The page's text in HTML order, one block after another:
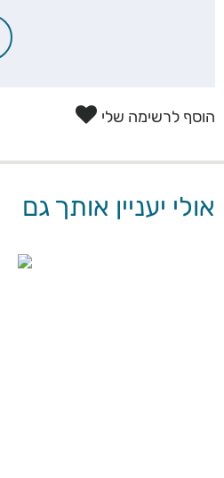
הוסף לרשימה שלי
אולי יעניין אותך גם